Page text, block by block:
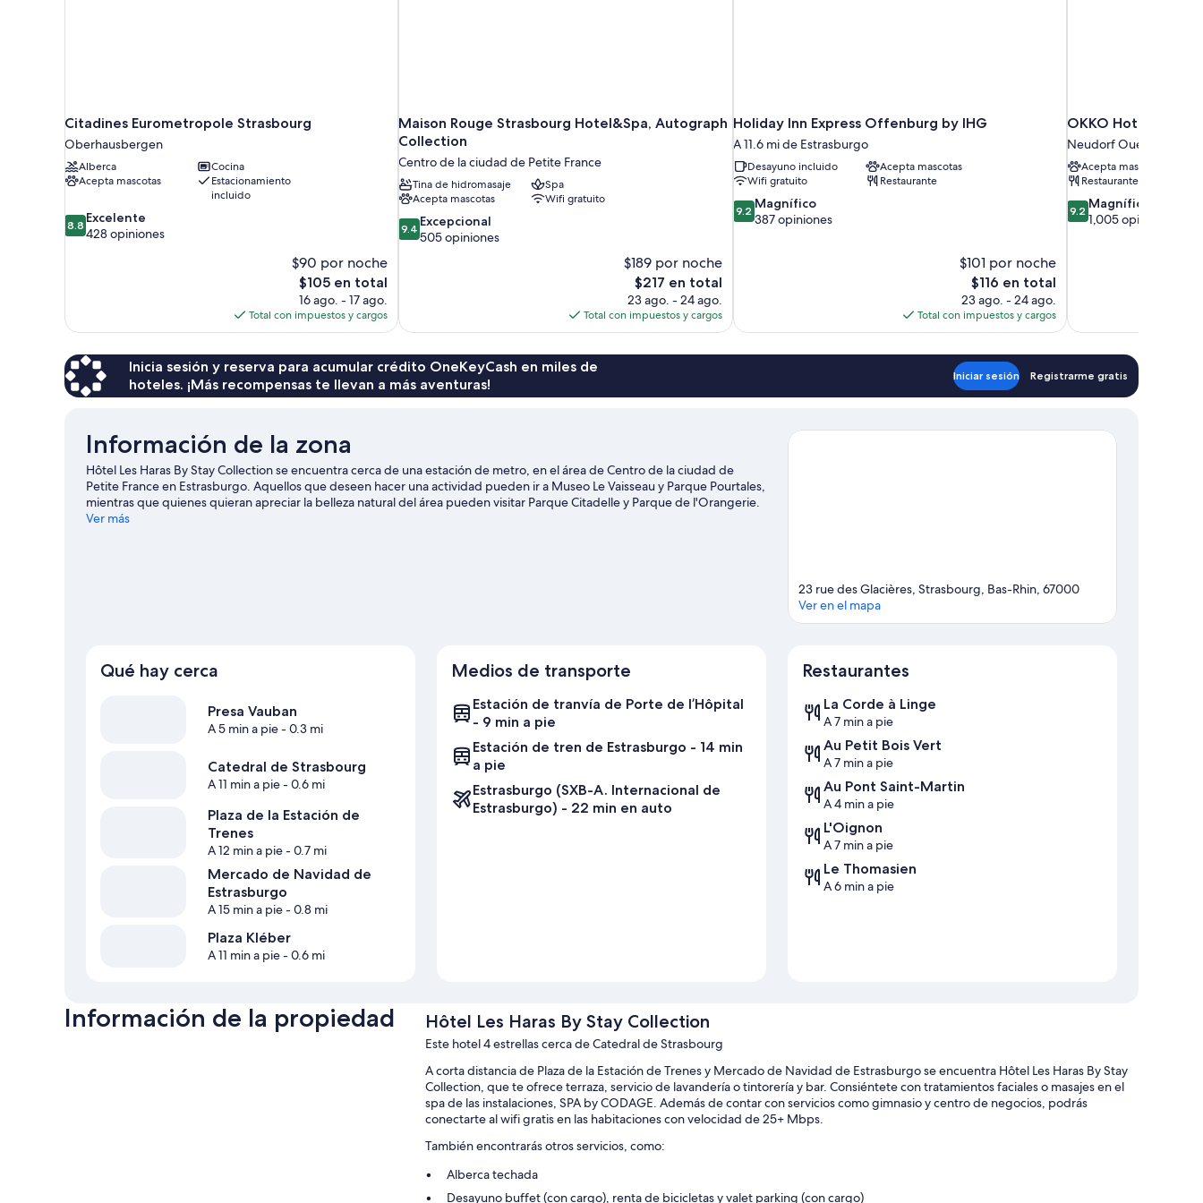
Citadines Eurometropole Strasbourg
Oberhausbergen
Alberca
Cocina
Acepta mascotas
Estacionamiento
incluido
8.8
de
8.8 Excelente
428 opiniones
$90 por noche
El
precio
actual
es
$105
$105 en total
16 ago. - 17 ago.
Total con impuestos y cargos
Maison Rouge Strasbourg Hotel&Spa, Autograph
Collection
Centro de la ciudad de Petite France
Tina de hidromasaje
Spa
Acepta mascotas
Wifi gratuito
9.4
de
9.4 Excepcional
505 opiniones
$189 por noche
El
precio
actual
es
$217 en total
23 ago. - 24 ago.
Total con impuestos y cargos
Holiday Inn Express Offenburg by IHG
A 11.6 mi de Estrasburgo
Desayuno incluido
Acepta mascotas
Wifi gratuito
Restaurante
9.2
de
9.2 Magnífico
387 opiniones
$101 por noche
El
precio
actual
es
$116
$116 en total
23 ago. - 24 ago.
Total con impuestos y cargos
OKKO Hotels
Neudorf Ouest
Acepta mascotas
Restaurante
9.2
de
9.2 Magnífico
1,005 opiniones
Inicia sesión y reserva para acumular crédito OneKeyCash en miles de
hoteles. ¡Más recompensas te llevan a más aventuras!
Iniciar sesión Registrarme gratis
Información de la zona
Hôtel Les Haras By Stay Collection se encuentra cerca de una estación de metro, en el área de Centro de la ciudad de
Petite France en Estrasburgo. Aquellos que deseen hacer una actividad pueden ir a Museo Le Vaisseau y Parque Pourtales,
mientras que quienes quieran apreciar la belleza natural del área pueden visitar Parque Citadelle y Parque de l'Orangerie.
También vale la pena conocer Observatorio de Estrasburgo y Museo del zoológico de Estrasburgo.
Ver más
23 rue des Glacières, Strasbourg, Bas-Rhin, 67000
Ver en el mapa
Qué hay cerca
Presa Vauban
A 5 min a pie- 0.3 mi
Catedral de Strasbourg
A 11 min a pie- 0.6 mi
Plaza de la Estación de
Trenes
A 12 min a pie- 0.7 mi
Mercado de Navidad de
Estrasburgo
A 15 min a pie- 0.8 mi
Plaza Kléber
A 11 min a pie- 0.6 mi
Medios de transporte
Estación de tranvía de Porte de l’Hôpital
- 9 min a pie
Estación de tren de Estrasburgo - 14 min
a pie
Estrasburgo (SXB-A. Internacional de
Estrasburgo) - 22 min en auto
Restaurantes
La Corde à Linge
A 7 min a pie
Au Petit Bois Vert
A 7 min a pie
Au Pont Saint-Martin
A 4 min a pie
L'Oignon
A 7 min a pie
Le Thomasien
A 6 min a pie
Información de la propiedad Hôtel Les Haras By Stay Collection
Este hotel 4 estrellas cerca de Catedral de Strasbourg
A corta distancia de Plaza de la Estación de Trenes y Mercado de Navidad de Estrasburgo se encuentra Hôtel Les Haras By Stay
Collection, que te ofrece terraza, servicio de lavandería o tintorería y bar. Consiéntete con tratamientos faciales o masajes en el
spa de las instalaciones, SPA by CODAGE. Además de contar con servicios como gimnasio y centro de negocios, podrás
conectarte al wifi gratis en las habitaciones con velocidad de 25+ Mbps.
También encontrarás otros servicios, como:
Alberca techada
Desayuno buffet (con cargo), renta de bicicletas y valet parking (con cargo)